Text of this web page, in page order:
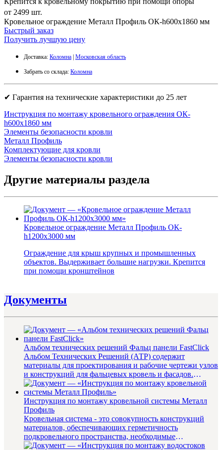
от 2499 шт.
Кровельное ограждение Металл Профиль ОК-h600х1860 мм
Быстрый заказ
Получить лучшую цену
Доставка: Коломна Московская область
Забрать со склада: Коломна
✔ Гарантия на технические характеристики до 25 лет
Инструкция по монтажу кровельного ограждения ОК-
h600х1860 мм
Элементы безопасности кровли
Металл Профиль
Комплектующие для кровли
Элементы безопасности кровли
Другие материалы раздела
Кровельное ограждение Металл Профиль ОК-
h1200х3000 мм
Ограждение для крыш крупных и промышленных
объектов. Выдерживает большие нагрузки. Крепится
при помощи кронштейнов
Документы
Альбом технических решений Фальц панели FastClick
Альбом Технических Решений (АТР) содержит
материалы для проектирования и рабочие чертежи узлов
и конструкций для фальцевых кровель и фасадов.
Содержание: 1. ...
Инструкция по монтажу кровельной системы Металл
Профиль
Кровельная система - это совокупность конструкций
материалов, обеспечивающих герметичность
подкровельного пространства, необходимые
теплотехнические характеристики з...